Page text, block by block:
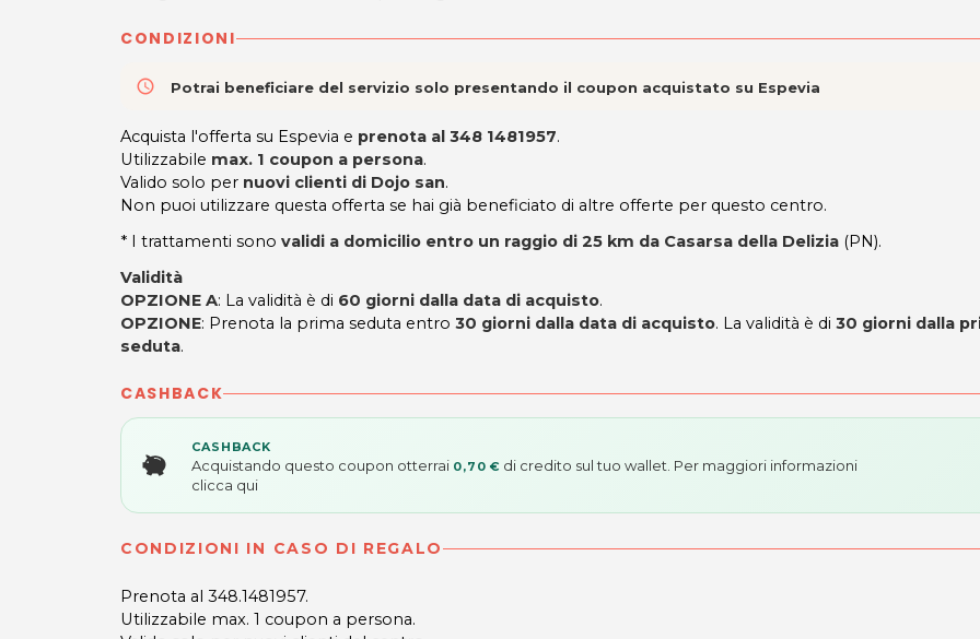
CONDIZIONI
access_time Potrai beneficiare del servizio solo presentando il coupon acquistato su Espevia
Acquista l'offerta su Espevia e prenota al 348 1481957.
Utilizzabile max. 1 coupon a persona.
Valido solo per nuovi clienti di Dojo san.
Non puoi utilizzare questa offerta se hai già beneficiato di altre offerte per questo centro.
* I trattamenti sono validi a domicilio entro un raggio di 25 km da Casarsa della Delizia (PN).
Validità
OPZIONE A: La validità è di 60 giorni dalla data di acquisto.
OPZIONE: Prenota la prima seduta entro 30 giorni dalla data di acquisto. La validità è di 30 giorni dalla
seduta.
CASHBACK
CASHBACK
Acquistando questo coupon otterrai 0,70 € di credito sul tuo wallet. Per maggiori informazioni
clicca qui
CONDIZIONI IN CASO DI REGALO
Prenota al 348.1481957.
Utilizzabile max. 1 coupon a persona.